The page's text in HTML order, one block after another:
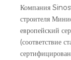
Компания
строителя
европейский
(соответствие